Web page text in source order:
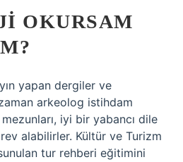
OKURSAM
yapan dergiler ve
arkeolog istihdam
iyi bir yabancı dile
alabilirler. Kültür ve Turizm
tur rehberi eğitimini